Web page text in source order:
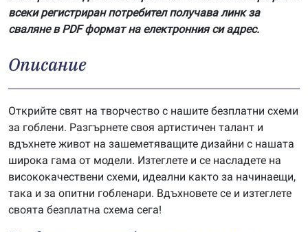
всеки регистриран потребител получава линк за
сваляне в PDF формат на електронния си адрес.
Описание
Открийте свят на творчество с нашите безплатни схеми
за гоблени. Разгърнете своя артистичен талант и
вдъхнете живот на зашеметяващите дизайни с нашата
широка гама от модели. Изтеглете и се насладете на
висококачествени схеми, идеални както за начинаещи,
така и за опитни гобленари. Вдъхновете се и изтеглете
своята безплатна схема сега!